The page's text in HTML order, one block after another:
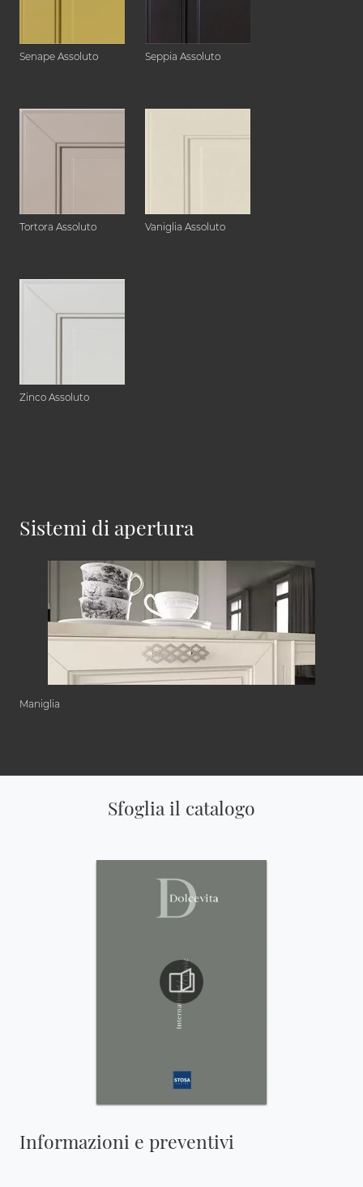
Senape Assoluto Seppia Assoluto
Tortora Assoluto Vaniglia Assoluto
Zinco Assoluto
Sistemi di apertura
Maniglia
Sfoglia il catalogo
Informazioni e preventivi